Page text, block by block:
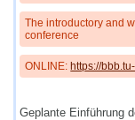
The introductory and
conference
ONLINE:https://
Geplante Einführung